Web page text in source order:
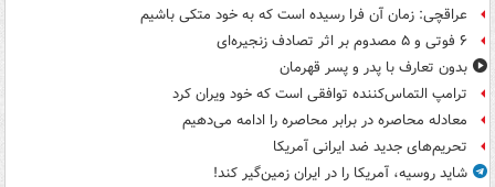
عراقچی: زمان آن فرا رسیده است که به خود متکی باشیم
۶ فوتی و ۵ مصدوم بر اثر تصادف زنجیره‌ای
بدون تعارف با پدر و پسر قهرمان
ترامپ التماس‌کننده توافقی است که خود ویران کرد
معادله محاصره در برابر محاصره را ادامه می‌دهیم
تحریم‌های جدید ضد ایرانی آمریکا
شاید روسیه، آمریکا را در ایران زمین‌گیر کند!